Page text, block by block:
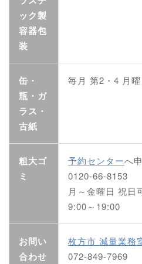
ック製
容器包
装
缶・
瓶・ガ
ラス・
古紙
毎月 第2・4 月曜
粗大ゴ
ミ
予約センターへ
0120-66-8153
月～金曜日 祝日
9:00～19:00
お問い
合わせ
枚方市 減量業務
072-849-7969